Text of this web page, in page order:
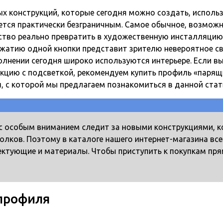
конструкций, которые сегодня можно создать,
практически безграничным. Самое обычное,
реально превратить в художественную инсталляцию
одной кнопки представит зрителю невероятное
сегодня широко используются интерьере. Если
с подсветкой, рекомендуем купить профиль
которой мы предлагаем познакомиться в данной
особым вниманием следит за новыми конструкциями,
Поэтому в каталоге нашего интернет-магазина
и материалы. Чтобы приступить к покупкам